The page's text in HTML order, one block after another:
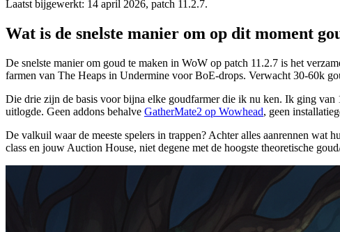
Laatst bijgewerkt: 14 april 2026, patch 11.2.7.
Wat is de snelste manier om op dit moment
De snelste manier om goud te maken in WoW op patch 11.2.7 is het
farmen van The Heaps in Undermine voor BoE-drops. Verwacht 30-60k
Die drie zijn de basis voor bijna elke goudfarmer die ik nu ken. Ik ging
uitlogde. Geen addons behalve GatherMate2 op Wowhead, geen
De valkuil waar de meeste spelers in trappen? Achter alles aanrennen
class en jouw Auction House, niet degene met de hoogste theoretische